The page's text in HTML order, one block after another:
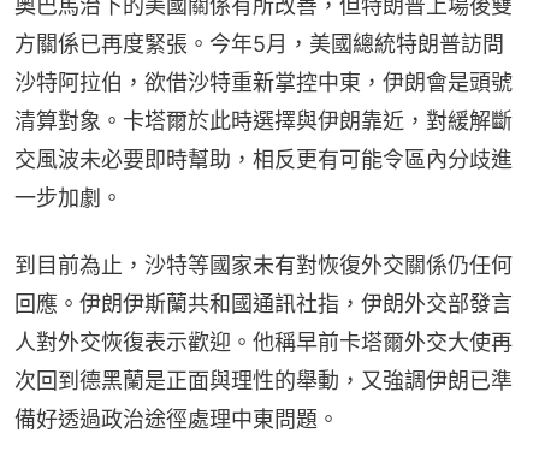
奧巴馬治下的美國關係有所改善，但特朗普上場後雙
方關係已再度緊張。今年5月，美國總統特朗普訪問
沙特阿拉伯，欲借沙特重新掌控中東，伊朗會是頭號
清算對象。卡塔爾於此時選擇與伊朗靠近，對緩解斷
交風波未必要即時幫助，相反更有可能令區內分歧進
一步加劇。
到目前為止，沙特等國家未有對恢復外交關係仍任何
回應。伊朗伊斯蘭共和國通訊社指，伊朗外交部發言
人對外交恢復表示歡迎。他稱早前卡塔爾外交大使再
次回到德黑蘭是正面與理性的舉動，又強調伊朗已準
備好透過政治途徑處理中東問題。